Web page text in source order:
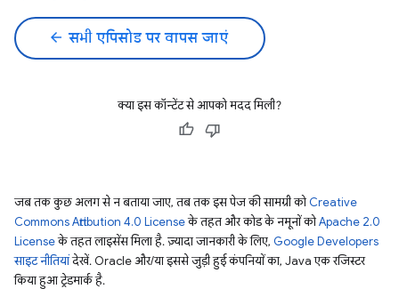
arrow_back सभी एपिसोड पर वापस जाएं
क्या इस कॉन्टेंट से आपको मदद मिली?
जब तक कुछ अलग से न बताया जाए, तब तक इस पेज की सामग्री कोCreative
Commons Attribution 4.0 Licenseके तहत और कोड के नमूनों कोApache 2.0
Licenseके तहत लाइसेंस मिला है. ज़्यादा जानकारी के लिए, Google Developers
साइट नीतियांदेखें. Oracle और/या इससे जुड़ी हुई कंपनियों का, Java एक रजिस्टर
किया हुआ ट्रेडमार्क है.